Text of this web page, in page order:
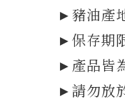
►豬油產
►保存期
►產品皆
►請勿放